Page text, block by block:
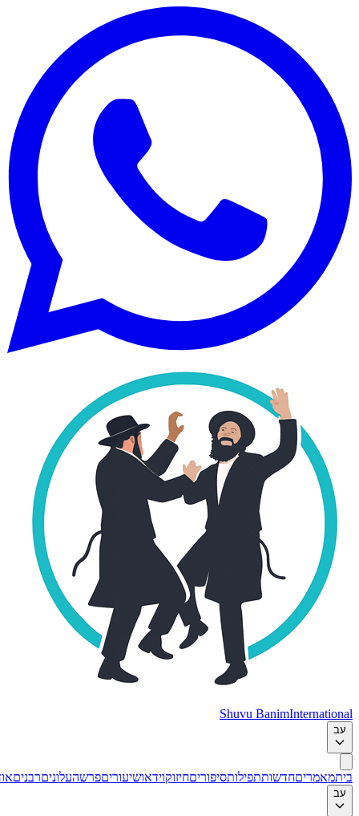
Shuvu Banim
מאמריםחדשותתפילותסיפוריםחיזוקוידאושיעוריםפרשהעלוניםרבניםאודות